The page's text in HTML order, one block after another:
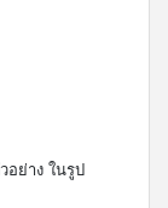
อย่าง ในรูป